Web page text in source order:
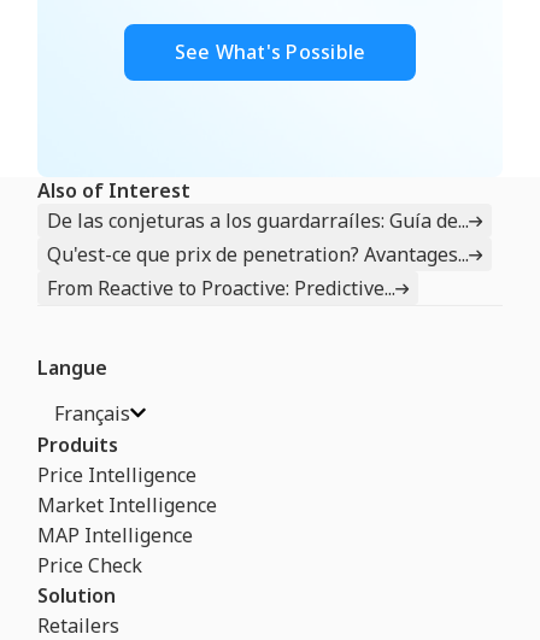
See What's Possible
Also of Interest
De las conjeturas a los guardarraíles: Guía de...
Qu'est-ce que prix de penetration? Avantages...
From Reactive to Proactive: Predictive...
Langue
Français
Produits
Price Intelligence
Market Intelligence
MAP Intelligence
Price Check
Solution
Retailers